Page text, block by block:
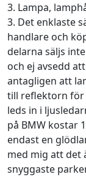
3. Lampa,
3. Det enklaste
handlare och
delarna säljs
och ej avsedd
antagligen att
till reflektorn för
leds in i
på BMW kostar
endast en
med mig att det
snyggaste